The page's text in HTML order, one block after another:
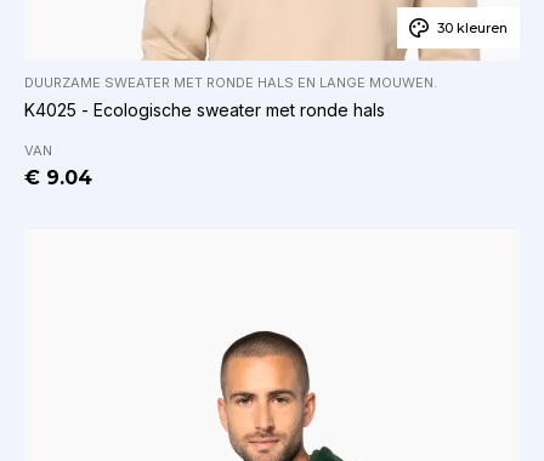
30 kleuren
DUURZAME SWEATER MET RONDE HALS EN LANGE MOUWEN.
K4025 - Ecologische sweater met ronde hals
VAN
€ 9.04